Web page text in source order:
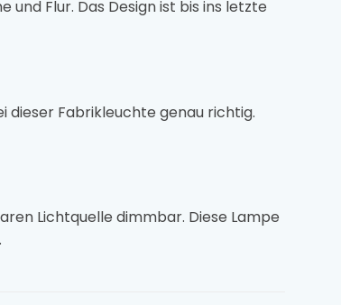
und Flur. Das Design ist bis ins letzte
dieser Fabrikleuchte genau richtig.
Lichtquelle dimmbar. Diese Lampe
.